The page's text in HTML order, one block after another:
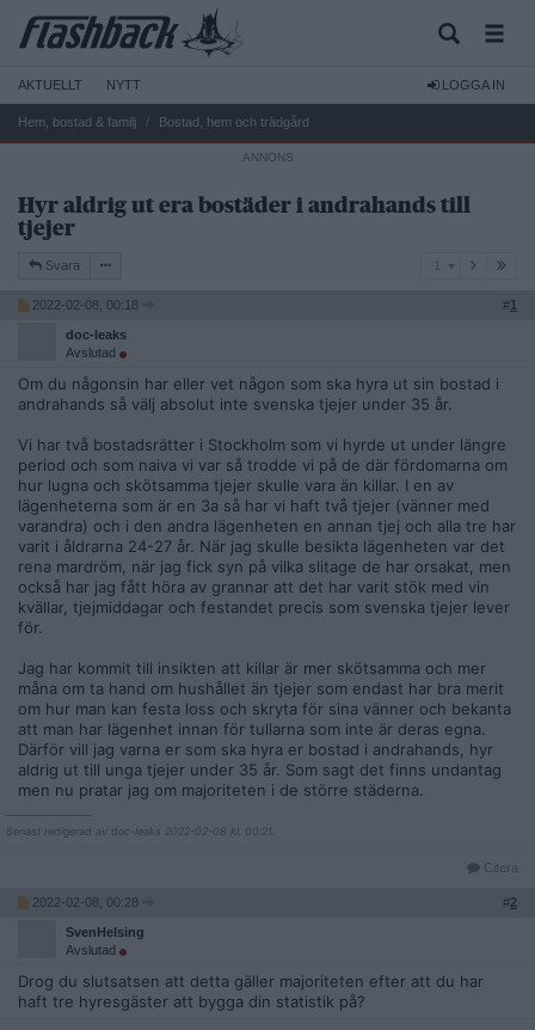
AKTUELLT NYTT LOGGA IN
Hem, bostad & familj Bostad, hem och trädgård
Hyr aldrig ut era bostäder i andrahands till
tjejer
Svara
2022-02-08, 00:18 #1
doc-leaks
Avslutad
Om du någonsin har eller vet någon som ska hyra ut sin bostad i
andrahands så välj absolut inte svenska tjejer under 35 år.
Vi har två bostadsrätter i Stockholm som vi hyrde ut under längre
period och som naiva vi var så trodde vi på de där fördomarna om
hur lugna och skötsamma tjejer skulle vara än killar. I en av
lägenheterna som är en 3a så har vi haft två tjejer (vänner med
varandra) och i den andra lägenheten en annan tjej och alla tre har
varit i åldrarna 24-27 år. När jag skulle besikta lägenheten var det
rena mardröm, när jag fick syn på vilka slitage de har orsakat, men
också har jag fått höra av grannar att det har varit stök med vin
kvällar, tjejmiddagar och festandet precis som svenska tjejer lever
för.
Jag har kommit till insikten att killar är mer skötsamma och mer
måna om ta hand om hushållet än tjejer som endast har bra merit
om hur man kan festa loss och skryta för sina vänner och bekanta
att man har lägenhet innan för tullarna som inte är deras egna.
Därför vill jag varna er som ska hyra er bostad i andrahands, hyr
aldrig ut till unga tjejer under 35 år. Som sagt det finns undantag
men nu pratar jag om majoriteten i de större städerna.
Senast redigerad av doc-leaks 2022-02-08 kl. 00:21.
Citera
2022-02-08, 00:28 #2
SvenHelsing
Avslutad
Drog du slutsatsen att detta gäller majoriteten efter att du har
haft tre hyresgäster att bygga din statistik på?